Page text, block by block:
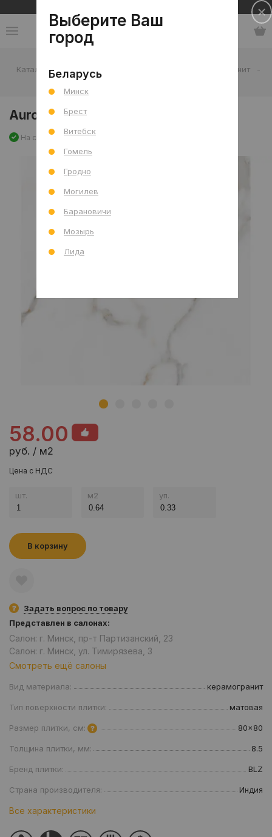
Каталог - Керамогранит
-
Aurora Statuario S.Mat 80x80 R
Aurora Statuario S.Mat 80x80 R
На складе Артикул: 0000026329
58.00
руб. / м2
Цена с НДС
шт. м2 уп.
В корзину
Задать вопрос по товару
Представлен в салонах:
Салон: г. Минск, пр-т Партизанский, 23
Салон: г. Минск, ул. Тимирязева, 3
Смотреть ещё салоны
Вид материала: керамогранит
Тип поверхности плитки: матовая
Размер плитки, см: 80x80
Толщина плитки, мм: 8.5
Бренд плитки: BLZ
Страна производителя: Индия
Все характеристики
Выберите Ваш
город
Беларусь
Минск
Брест
Витебск
Гомель
Гродно
Могилев
Барановичи
Мозырь
Лида